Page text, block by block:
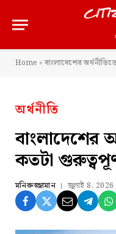
Home » বাংলাদেশের
অর্থনীতি
বাংলাদেশের
কতটা
মনিরুজ্জামান জুলাই 8, 2026